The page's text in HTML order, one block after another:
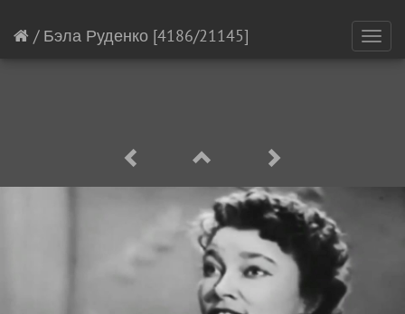
/ Бэла Руденко [4186/21145]